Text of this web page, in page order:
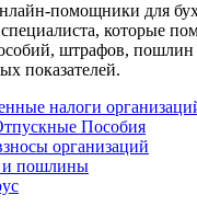
помощники для
которые
штрафов, пошлин
показателей.
налоги
Пособия
организаций
пошлины